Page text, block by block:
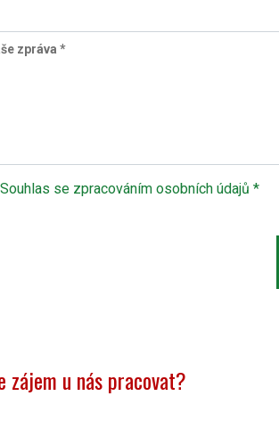
zpráva *
Souhlas se zpracováním osobních údajů *
zájem u nás pracovat?